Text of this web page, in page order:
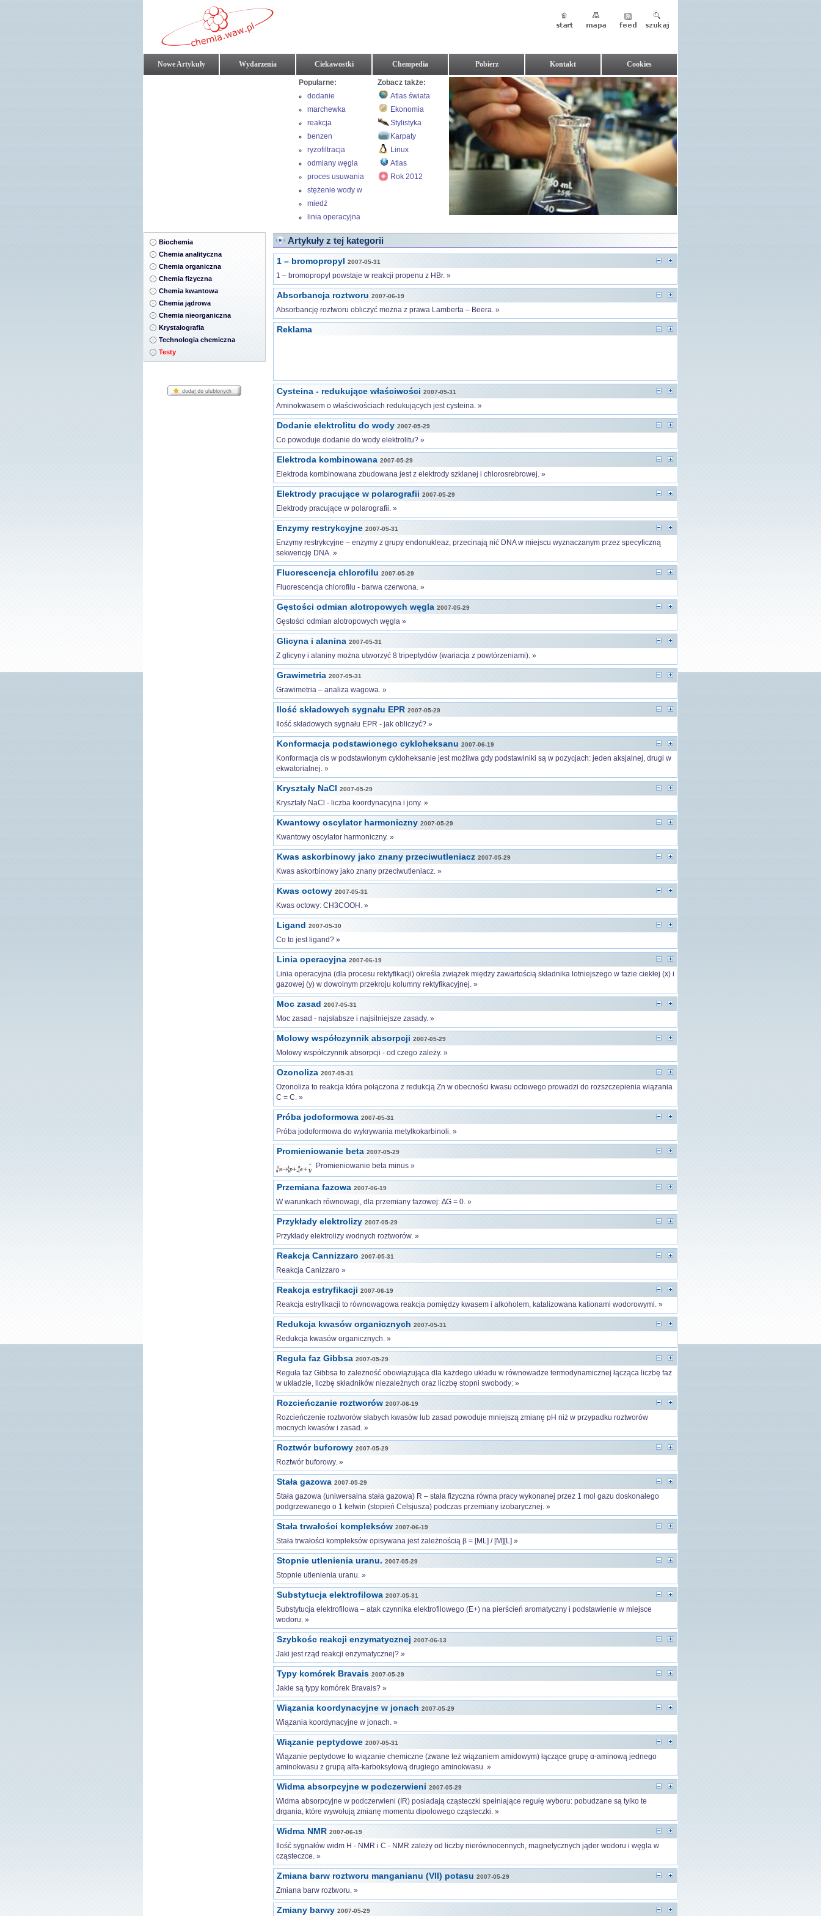
Nowe Artykuły Wydarzenia Ciekawostki Chempedia Pobierz Kontakt Cookies
Popularne:
dodanie
marchewka
reakcja
benzen
ryzofiltracja
odmiany węgla
proces usuwania
brudu
stężenie wody w
wodzie
miedź
linia operacyjna
Zobacz także:
Atlas świata
Ekonomia
Stylistyka
Karpaty
Linux
Atlas
Rok 2012
Biochemia
Chemia analityczna
Chemia organiczna
Chemia fizyczna
Chemia kwantowa
Chemia jądrowa
Chemia nieorganiczna
Krystalografia
Technologia chemiczna
Testy
Artykuły z tej kategorii
1 – bromopropyl 2007-05-31
1 – bromopropyl powstaje w reakcji propenu z HBr. »
Absorbancja roztworu 2007-06-19
Absorbancję roztworu obliczyć można z prawa Lamberta – Beera. »
Reklama
Cysteina - redukujące właściwości 2007-05-31
Aminokwasem o właściwościach redukujących jest cysteina. »
Dodanie elektrolitu do wody 2007-05-29
Co powoduje dodanie do wody elektrolitu? »
Elektroda kombinowana 2007-05-29
Elektroda kombinowana zbudowana jest z elektrody szklanej i chlorosrebrowej. »
Elektrody pracujące w polarografii 2007-05-29
Elektrody pracujące w polarografii. »
Enzymy restrykcyjne 2007-05-31
Enzymy restrykcyjne – enzymy z grupy endonukleaz, przecinają nić DNA w miejscu wyznaczanym przez specyficzną
sekwencję DNA. »
Fluorescencja chlorofilu 2007-05-29
Fluorescencja chlorofilu - barwa czerwona. »
Gęstości odmian alotropowych węgla 2007-05-29
Gęstości odmian alotropowych węgla »
Glicyna i alanina 2007-05-31
Z glicyny i alaniny można utworzyć 8 tripeptydów (wariacja z powtórzeniami). »
Grawimetria 2007-05-31
Grawimetria – analiza wagowa. »
Ilość składowych sygnału EPR 2007-05-29
Ilość składowych sygnału EPR - jak obliczyć? »
Konformacja podstawionego cykloheksanu 2007-06-19
Konformacja cis w podstawionym cykloheksanie jest możliwa gdy podstawiniki są w pozycjach: jeden aksjalnej, drugi w
ekwatorialnej. »
Kryształy NaCl 2007-05-29
Kryształy NaCl - liczba koordynacyjna i jony. »
Kwantowy oscylator harmoniczny 2007-05-29
Kwantowy oscylator harmoniczny. »
Kwas askorbinowy jako znany przeciwutleniacz 2007-05-29
Kwas askorbinowy jako znany przeciwutleniacz. »
Kwas octowy 2007-05-31
Kwas octowy: CH3COOH. »
Ligand 2007-05-30
Co to jest ligand? »
Linia operacyjna 2007-06-19
Linia operacyjna (dla procesu rektyfikacji) określa związek między zawartością składnika lotniejszego w fazie ciekłej (x) i
gazowej (y) w dowolnym przekroju kolumny rektyfikacyjnej. »
Moc zasad 2007-05-31
Moc zasad - najsłabsze i najsilniejsze zasady. »
Molowy współczynnik absorpcji 2007-05-29
Molowy współczynnik absorpcji - od czego zależy. »
Ozonoliza 2007-05-31
Ozonoliza to reakcja która połączona z redukcją Zn w obecności kwasu octowego prowadzi do rozszczepienia wiązania
C = C. »
Próba jodoformowa 2007-05-31
Próba jodoformowa do wykrywania metylkokarbinoli. »
Promieniowanie beta 2007-05-29
Promieniowanie beta minus »
Przemiana fazowa 2007-06-19
W warunkach równowagi, dla przemiany fazowej: ∆G = 0. »
Przykłady elektrolizy 2007-05-29
Przykłady elektrolizy wodnych roztworów. »
Reakcja Cannizzaro 2007-05-31
Reakcja Canizzaro »
Reakcja estryfikacji 2007-06-19
Reakcja estryfikacji to równowagowa reakcja pomiędzy kwasem i alkoholem, katalizowana kationami wodorowymi. »
Redukcja kwasów organicznych 2007-05-31
Redukcja kwasów organicznych. »
Reguła faz Gibbsa 2007-05-29
Reguła faz Gibbsa to zależność obowiązująca dla każdego układu w równowadze termodynamicznej łącząca liczbę faz
w układzie, liczbę składników niezależnych oraz liczbę stopni swobody: »
Rozcieńczanie roztworów 2007-06-19
Rozcieńczenie roztworów słabych kwasów lub zasad powoduje mniejszą zmianę pH niż w przypadku roztworów
mocnych kwasów i zasad. »
Roztwór buforowy 2007-05-29
Roztwór buforowy. »
Stała gazowa 2007-05-29
Stała gazowa (uniwersalna stała gazowa) R – stała fizyczna równa pracy wykonanej przez 1 mol gazu doskonałego
podgrzewanego o 1 kelwin (stopień Celsjusza) podczas przemiany izobarycznej. »
Stała trwałości kompleksów 2007-06-19
Stała trwałości kompleksów opisywana jest zależnością β = [ML] / [M][L] »
Stopnie utlenienia uranu. 2007-05-29
Stopnie utlenienia uranu. »
Substytucja elektrofilowa 2007-05-31
Substytucja elektrofilowa – atak czynnika elektrofilowego (E+) na pierścień aromatyczny i podstawienie w miejsce
wodoru. »
Szybkośc reakcji enzymatycznej 2007-06-13
Jaki jest rząd reakcji enzymatycznej? »
Typy komórek Bravais 2007-05-29
Jakie są typy komórek Bravais? »
Wiązania koordynacyjne w jonach 2007-05-29
Wiązania koordynacyjne w jonach. »
Wiązanie peptydowe 2007-05-31
Wiązanie peptydowe to wiązanie chemiczne (zwane też wiązaniem amidowym) łączące grupę α-aminową jednego
aminokwasu z grupą alfa-karboksylową drugiego aminokwasu. »
Widma absorpcyjne w podczerwieni 2007-05-29
Widma absorpcyjne w podczerwieni (IR) posiadają cząsteczki spełniające regułę wyboru: pobudzane są tylko te
drgania, które wywołują zmianę momentu dipolowego cząsteczki. »
Widma NMR 2007-06-19
Ilość sygnałów widm H - NMR i C - NMR zależy od liczby nierównocennych, magnetycznych jąder wodoru i węgla w
cząsteczce. »
Zmiana barw roztworu manganianu (VII) potasu 2007-05-29
Zmiana barw roztworu. »
Zmiany barwy 2007-05-29